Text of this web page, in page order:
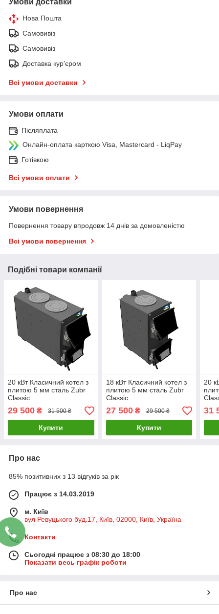
Нова Пошта
Самовивіз
Самовивіз
Доставка кур'єром
Всі умови доставки
Умови оплати
Післяплата
Онлайн-оплата карткою Visa, Mastercard - LiqPay
Готівкою
Всі умови оплати
Умови повернення
Повернення товару впродовж 14 днів за домовленістю
Всі умови повернення
Подібні товари компанії
20 кВт Класичний котел з
плитою 5 мм сталь Zubr
Classic
29 500 ₴ 31 500 ₴
Купити
18 кВт Класичний котел з
плитою 5 мм сталь Zubr
Classic
27 500₴ 29 500 ₴
Купити
20
31
Про нас
85% позитивних з 13 відгуків за рік
Працює з 14.03.2019
м. Київ
вул Ревуцького буд.17, Київ, 02000, Київ, Україна
Контакти
Сьогодні працює з 08:30 до 18:00
Показати весь графік роботи
Про нас